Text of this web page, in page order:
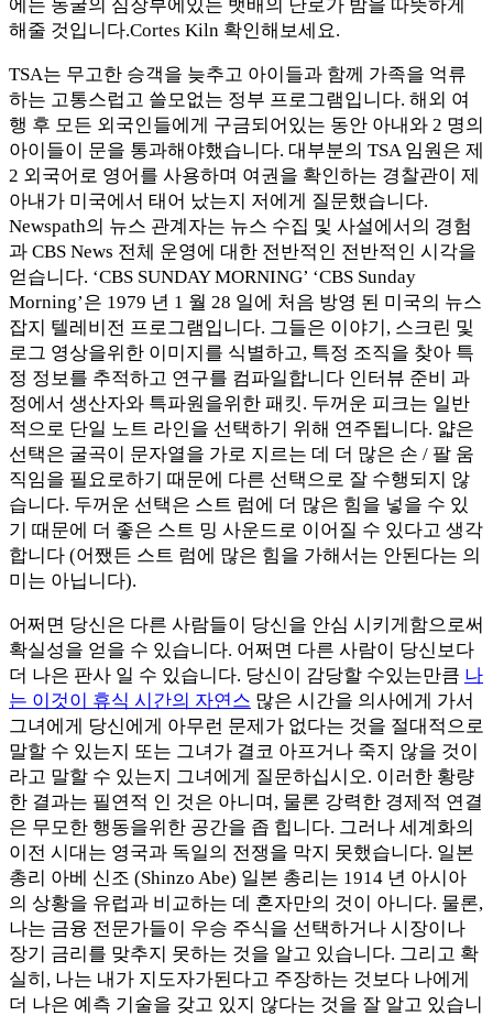
에는 동굴의 심장부에있는 뱃배의 난로가 밤을 따뜻하게
해줄 것입니다.Cortes Kiln 확인해보세요.
TSA는 무고한 승객을 늦추고 아이들과 함께 가족을 억류
하는 고통스럽고 쓸모없는 정부 프로그램입니다. 해외 여
행 후 모든 외국인들에게 구금되어있는 동안 아내와 2 명의
아이들이 문을 통과해야했습니다. 대부분의 TSA 임원은 제
2 외국어로 영어를 사용하며 여권을 확인하는 경찰관이 제
아내가 미국에서 태어 났는지 저에게 질문했습니다.
Newspath의 뉴스 관계자는 뉴스 수집 및 사설에서의 경험
과 CBS News 전체 운영에 대한 전반적인 전반적인 시각을
얻습니다. ‘CBS SUNDAY MORNING’ ‘CBS Sunday
Morning’은 1979 년 1 월 28 일에 처음 방영 된 미국의 뉴스
잡지 텔레비전 프로그램입니다. 그들은 이야기, 스크린 및
로그 영상을위한 이미지를 식별하고, 특정 조직을 찾아 특
정 정보를 추적하고 연구를 컴파일합니다 인터뷰 준비 과
정에서 생산자와 특파원을위한 패킷. 두꺼운 피크는 일반
적으로 단일 노트 라인을 선택하기 위해 연주됩니다. 얇은
선택은 굴곡이 문자열을 가로 지르는 데 더 많은 손 / 팔 움
직임을 필요로하기 때문에 다른 선택으로 잘 수행되지 않
습니다. 두꺼운 선택은 스트 럼에 더 많은 힘을 넣을 수 있
기 때문에 더 좋은 스트 밍 사운드로 이어질 수 있다고 생각
합니다 (어쨌든 스트 럼에 많은 힘을 가해서는 안된다는 의
미는 아닙니다).
어쩌면 당신은 다른 사람들이 당신을 안심 시키게함으로써
확실성을 얻을 수 있습니다. 어쩌면 다른 사람이 당신보다
더 나은 판사 일 수 있습니다. 당신이 감당할 수있는만큼 나
는 이것이 휴식 시간의 자연스 많은 시간을 의사에게 가서
그녀에게 당신에게 아무런 문제가 없다는 것을 절대적으로
말할 수 있는지 또는 그녀가 결코 아프거나 죽지 않을 것이
라고 말할 수 있는지 그녀에게 질문하십시오. 이러한 황량
한 결과는 필연적 인 것은 아니며, 물론 강력한 경제적 연결
은 무모한 행동을위한 공간을 좁 힙니다. 그러나 세계화의
이전 시대는 영국과 독일의 전쟁을 막지 못했습니다. 일본
총리 아베 신조 (Shinzo Abe) 일본 총리는 1914 년 아시아
의 상황을 유럽과 비교하는 데 혼자만의 것이 아니다. 물론,
나는 금융 전문가들이 우승 주식을 선택하거나 시장이나
장기 금리를 맞추지 못하는 것을 알고 있습니다. 그리고 확
실히, 나는 내가 지도자가된다고 주장하는 것보다 나에게
더 나은 예측 기술을 갖고 있지 않다는 것을 잘 알고 있습니